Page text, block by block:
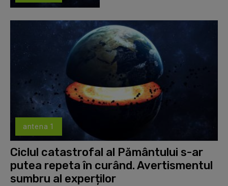
antena 1
Ciclul catastrofal al Pământului s-ar
putea repeta în curând. Avertismentul
sumbru al experților